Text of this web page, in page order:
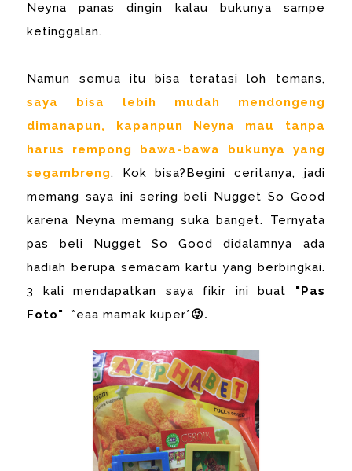
Neyna panas dingin kalau bukunya sampe
ketinggalan.
Namun semua itu bisa teratasi loh temans,
saya bisa lebih mudah mendongeng
dimanapun, kapanpun Neyna mau tanpa
harus rempong bawa-bawa bukunya yang
segambreng. Kok bisa?Begini ceritanya, jadi
memang saya ini sering beli Nugget So Good
karena Neyna memang suka banget. Ternyata
pas beli Nugget So Good didalamnya ada
hadiah berupa semacam kartu yang berbingkai.
3 kali mendapatkan saya fikir ini buat "Pas
Foto"
*eaa mamak kuper*😜.